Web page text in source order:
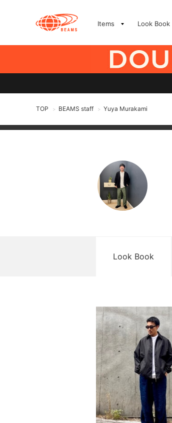
Items Look Book
TOP > BEAMS staff > Yuya Murakami
Look Book